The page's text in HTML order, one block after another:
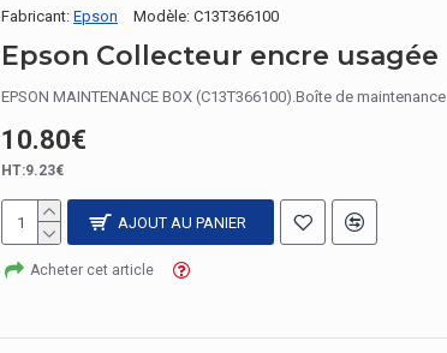
Fabricant: Epson Modèle: C13T366100
Epson Collecteur encre usagée
EPSON MAINTENANCE BOX (C13T366100).Boîte de
10.80€
HT:9.23€
AJOUT AU PANIER
Acheter cet article